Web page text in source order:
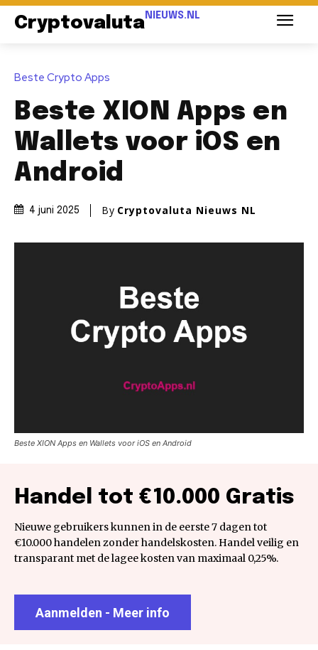
Cryptovaluta NIEUWS.NL
Beste Crypto Apps
Beste XION Apps en
Wallets voor iOS en
Android
4 juni 2025 By Cryptovaluta Nieuws NL
Beste XION Apps en Wallets voor iOS en Android
Handel tot €10.000 Gratis
Nieuwe gebruikers kunnen in de eerste 7 dagen tot
€10.000 handelen zonder handelskosten. Handel veilig en
transparant met de lagee kosten van maximaal 0,25%.
Aanmelden - Meer info